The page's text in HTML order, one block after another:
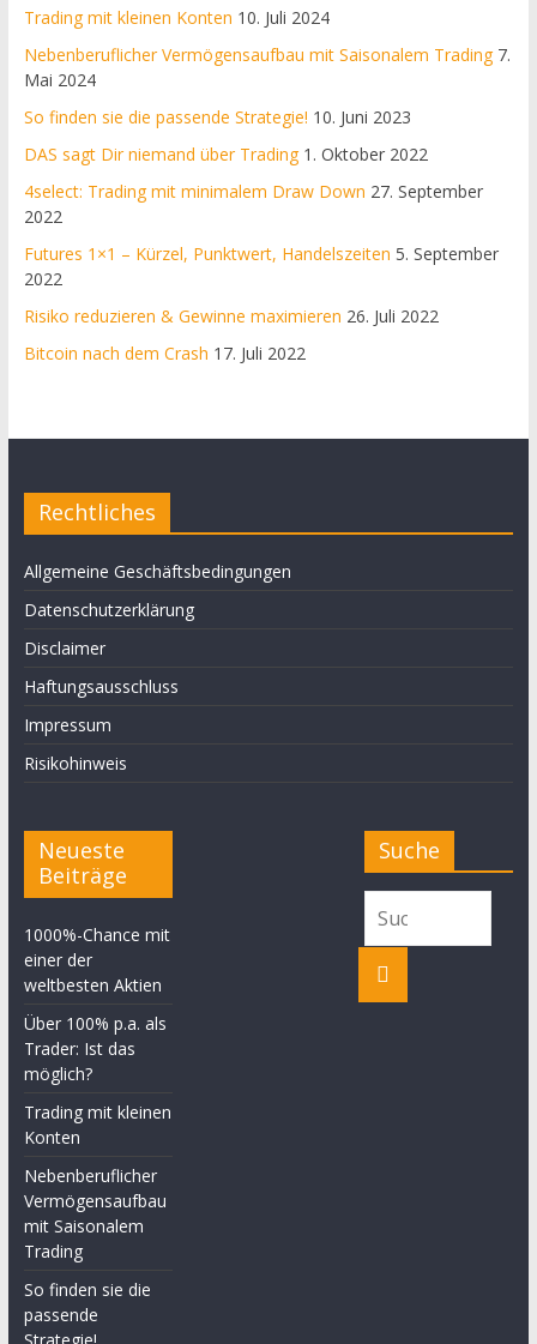
Trading mit kleinen Konten 10. Juli 2024
Nebenberuflicher Vermögensaufbau mit Saisonalem Trading 7.
Mai 2024
So finden sie die passende Strategie! 10. Juni 2023
DAS sagt Dir niemand über Trading 1. Oktober 2022
4select: Trading mit minimalem Draw Down 27. September
2022
Futures 1×1 – Kürzel, Punktwert, Handelszeiten 5. September
2022
Risiko reduzieren & Gewinne maximieren 26. Juli 2022
Bitcoin nach dem Crash 17. Juli 2022
Rechtliches
Allgemeine Geschäftsbedingungen
Datenschutzerklärung
Disclaimer
Haftungsausschluss
Impressum
Risikohinweis
Neueste
Beiträge
1000%-Chance mit
einer der
weltbesten Aktien
Über 100% p.a. als
Trader: Ist das
möglich?
Trading mit kleinen
Konten
Nebenberuflicher
Vermögensaufbau
mit Saisonalem
Trading
So finden sie die
passende
Strategie!
Suche